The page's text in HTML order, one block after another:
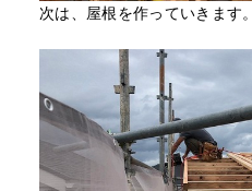
次は、屋根を作っていきます。